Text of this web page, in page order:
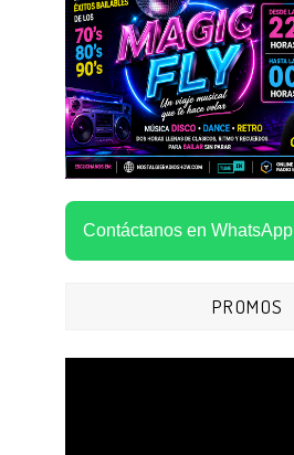
Contáctanos en WhatsApp
PROMOS